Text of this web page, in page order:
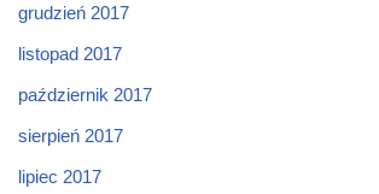
grudzień 2017
listopad 2017
październik 2017
sierpień 2017
lipiec 2017